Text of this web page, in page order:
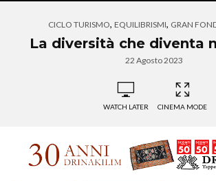
CICLO TURISMO, EQUILIBRISMI, GRAN
La diversità che diventa
22 Agosto 2023
WATCH LATER CINEMA MODE